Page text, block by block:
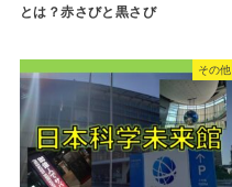
とは？赤さびと黒さび
その他